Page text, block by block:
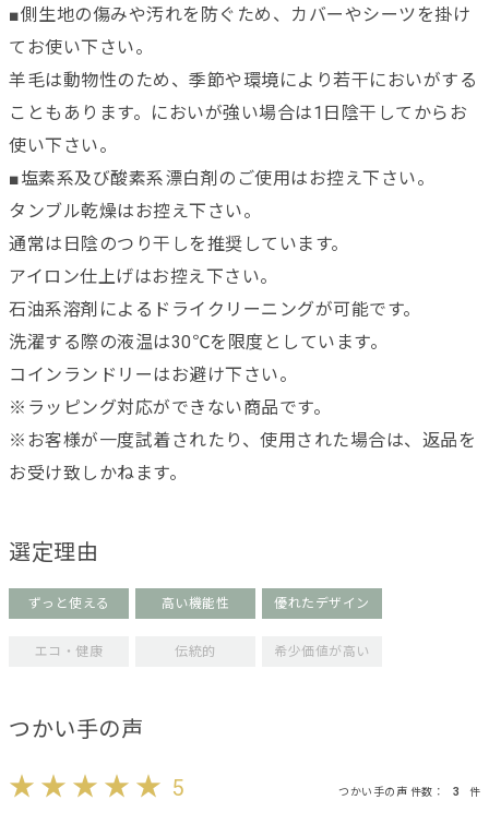
■側生地の傷みや汚れを防ぐため、カバーやシーツを掛け
てお使い下さい。
羊毛は動物性のため、季節や環境により若干においがする
こともあります。においが強い場合は1日陰干してからお
使い下さい。
■塩素系及び酸素系漂白剤のご使用はお控え下さい。
タンブル乾燥はお控え下さい。
通常は日陰のつり干しを推奨しています。
アイロン仕上げはお控え下さい。
石油系溶剤によるドライクリーニングが可能です。
洗濯する際の液温は30℃を限度としています。
コインランドリーはお避け下さい。
※ラッピング対応ができない商品です。
※お客様が一度試着されたり、使用された場合は、返品を
お受け致しかねます。
選定理由
ずっと使える 高い機能性 優れたデザイン
エコ・健康 伝統的 希少価値が高い
つかい手の声
5 つかい手の声 件数： 3 件